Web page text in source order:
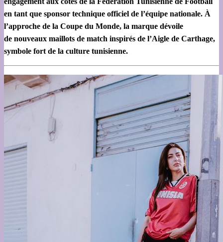
en tant que sponsor technique officiel de l’équipe nationale. À
l’approche de la Coupe du Monde, la marque dévoile
de nouveaux maillots de match inspirés de l’Aigle de Carthage,
symbole fort de la culture tunisienne.